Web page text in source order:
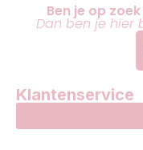
Ben je op
Dan ben je hier
Klantenservice